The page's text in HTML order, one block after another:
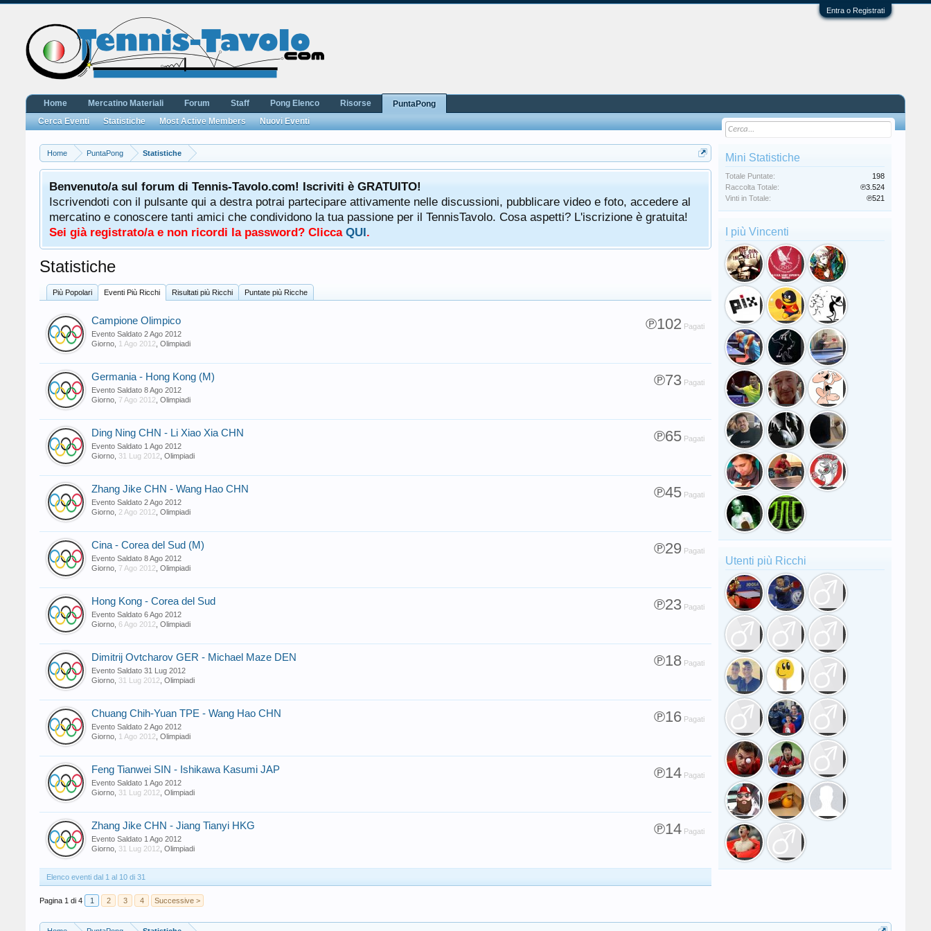
Entra o Registrati
Home PuntaPong Statistiche
Benvenuto/a sul forum di Tennis-Tavolo.com! Iscriviti è GRATUITO!
Iscrivendoti con il pulsante qui a destra potrai partecipare attivamente nelle discussioni, pubblicare video e foto, accedere al
mercatino e conoscere tanti amici che condividono la tua passione per il TennisTavolo. Cosa aspetti? L'iscrizione è gratuita!
Sei già registrato/a e non ricordi la password? Clicca QUI.
Statistiche
Più Popolari Eventi Più Ricchi Risultati più Ricchi Puntate più Ricche
℗102 Pagati
Campione Olimpico
Evento Saldato 2 Ago 2012
Giorno 1 Ago 2012 Olimpiadi
℗73 Pagati
Germania - Hong Kong (M)
Evento Saldato 8 Ago 2012
Giorno 7 Ago 2012 Olimpiadi
℗65 Pagati
Ding Ning CHN - Li Xiao Xia CHN
Evento Saldato 1 Ago 2012
Giorno 31 Lug 2012 Olimpiadi
℗45 Pagati
Zhang Jike CHN - Wang Hao CHN
Evento Saldato 2 Ago 2012
Giorno 2 Ago 2012 Olimpiadi
℗29 Pagati
Cina - Corea del Sud (M)
Evento Saldato 8 Ago 2012
Giorno 7 Ago 2012 Olimpiadi
℗23 Pagati
Hong Kong - Corea del Sud
Evento Saldato 6 Ago 2012
Giorno 6 Ago 2012 Olimpiadi
℗18 Pagati
Dimitrij Ovtcharov GER - Michael Maze DEN
Evento Saldato 31 Lug 2012
Giorno 31 Lug 2012 Olimpiadi
℗16 Pagati
Chuang Chih-Yuan TPE - Wang Hao CHN
Evento Saldato 2 Ago 2012
Giorno 1 Ago 2012 Olimpiadi
℗14 Pagati
Feng Tianwei SIN - Ishikawa Kasumi JAP
Evento Saldato 1 Ago 2012
Giorno 31 Lug 2012 Olimpiadi
℗14 Pagati
Zhang Jike CHN - Jiang Tianyi HKG
Evento Saldato 1 Ago 2012
Giorno 31 Lug 2012 Olimpiadi
Elenco eventi dal 1 al 10 di 31
Pagina 1 di 4 1 2 3 4 Successive >
Mini Statistiche
Totale Puntate:
198
Raccolta Totale:
℗3.524
Vinti in Totale:
℗521
I più Vincenti
Utenti più Ricchi
Home Mercatino Materiali Forum Staff Pong Elenco Risorse
PuntaPong
Cerca Eventi
Statistiche Most Active Members Nuovi Eventi